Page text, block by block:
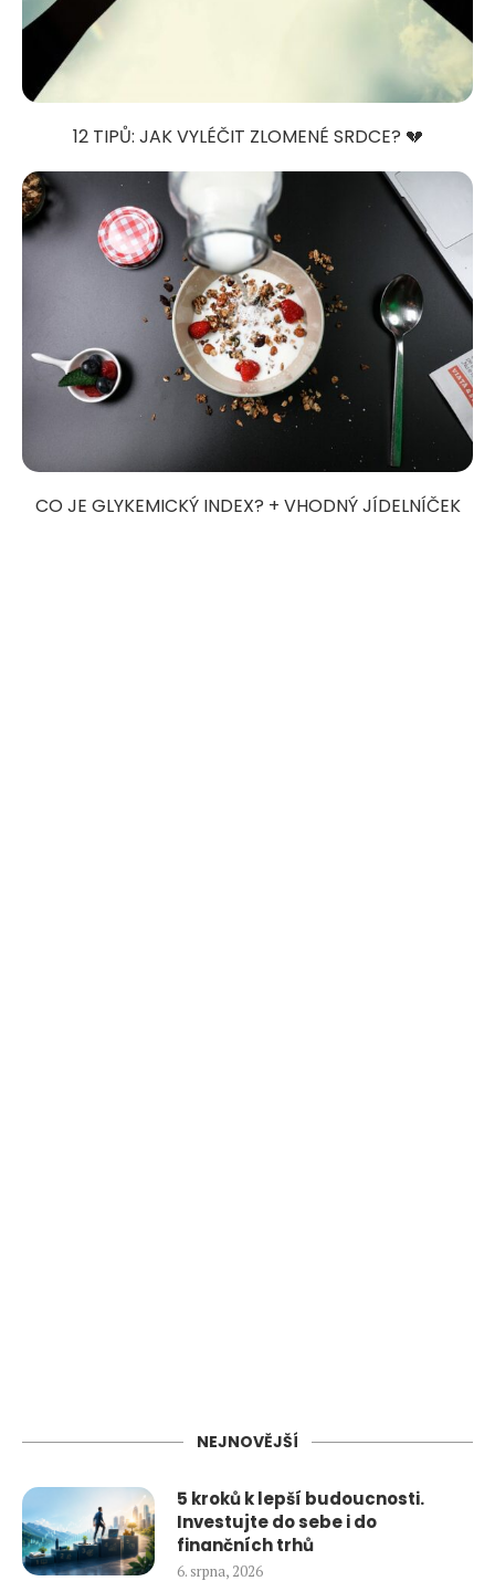
12 TIPŮ: JAK VYLÉČIT ZLOMENÉ SRDCE? 💔
CO JE GLYKEMICKÝ INDEX? + VHODNÝ JÍDELNÍČEK
NEJNOVĚJŠÍ
5 kroků k lepší budoucnosti.
Investujte do sebe i do
finančních trhů
6. srpna, 2026